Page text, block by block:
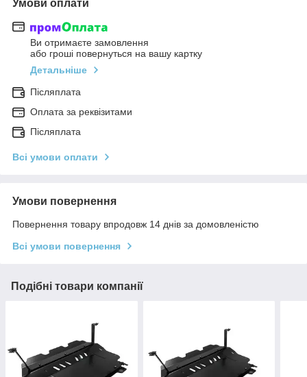
Умови оплати
Ви отримаєте замовлення
або гроші повернуться на вашу картку
Детальніше
Післяплата
Оплата за реквізитами
Післяплата
Всі умови оплати
Умови повернення
Повернення товару впродовж 14 днів за домовленістю
Всі умови повернення
Подібні товари компанії